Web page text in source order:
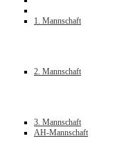
1. Mannschaft
2. Mannschaft
3. Mannschaft
AH-Mannschaft